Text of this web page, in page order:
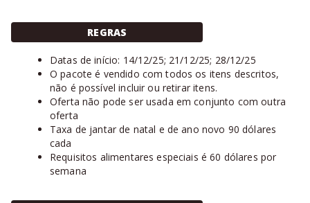
REGRAS
Datas de início: 14/12/25; 21/12/25; 28/12/25
O pacote é vendido com todos os itens descritos,
não é possível incluir ou retirar itens.
Oferta não pode ser usada em conjunto com outra
oferta
Taxa de jantar de natal e de ano novo 90 dólares
cada
Requisitos alimentares especiais é 60 dólares por
semana